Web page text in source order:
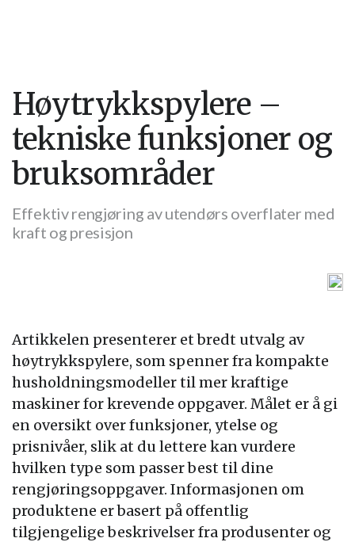
Høytrykkspylere –
tekniske funksjoner og
bruksområder
Effektiv rengjøring av utendørs overflater med
kraft og presisjon
Artikkelen presenterer et bredt utvalg av
høytrykkspylere, som spenner fra kompakte
husholdningsmodeller til mer kraftige
maskiner for krevende oppgaver. Målet er å gi
en oversikt over funksjoner, ytelse og
prisnivåer, slik at du lettere kan vurdere
hvilken type som passer best til dine
rengjøringsoppgaver. Informasjonen om
produktene er basert på offentlig
tilgjengelige beskrivelser fra produsenter og